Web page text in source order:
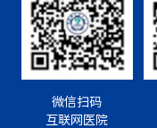
微信扫码
互联网医院